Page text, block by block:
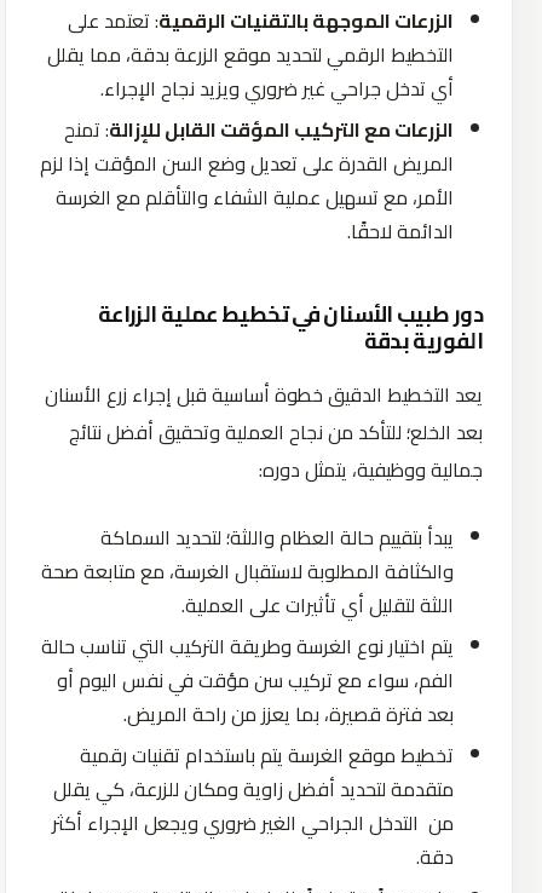
الزرعات الموجهة بالتقنيات الرقمية: تعتمد على
التخطيط الرقمي لتحديد موقع الزرعة بدقة، مما يقلل
أي تدخل جراحي غير ضروري ويزيد نجاح الإجراء.
الزرعات مع التركيب المؤقت القابل للإزالة: تمنح
المريض القدرة على تعديل وضع السن المؤقت إذا لزم
الأمر، مع تسهيل عملية الشفاء والتأقلم مع الغرسة
الدائمة لاحقًا.
دور طبيب الأسنان في تخطيط عملية الزراعة
الفورية بدقة
يعد التخطيط الدقيق خطوة أساسية قبل إجراء زرع الأسنان
بعد الخلع؛ للتأكد من نجاح العملية وتحقيق أفضل نتائج
جمالية ووظيفية، يتمثل دوره:
يبدأ بتقييم حالة العظام واللثة؛ لتحديد السماكة
والكثافة المطلوبة لاستقبال الغرسة، مع متابعة صحة
اللثة لتقليل أي تأثيرات على العملية.
يتم اختيار نوع الغرسة وطريقة التركيب التي تناسب حالة
الفم، سواء مع تركيب سن مؤقت في نفس اليوم أو
بعد فترة قصيرة، بما يعزز من راحة المريض.
تخطيط موقع الغرسة يتم باستخدام تقنيات رقمية
متقدمة لتحديد أفضل زاوية ومكان للزرعة، كي يقلل
من التدخل الجراحي الغير ضروري ويجعل الإجراء أكثر
دقة.